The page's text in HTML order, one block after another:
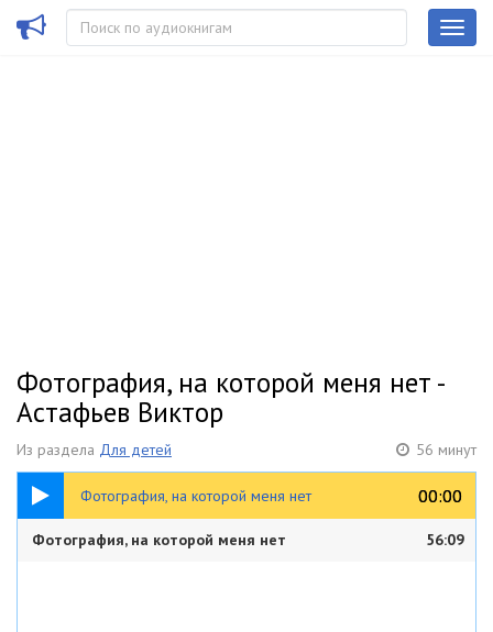
Фотография, на которой меня нет -
Астафьев Виктор
Из раздела Для детей 56 минут
Фотография, на которой меня нет 00:00
00:00
56:09
Фотография, на которой меня нет 56:09